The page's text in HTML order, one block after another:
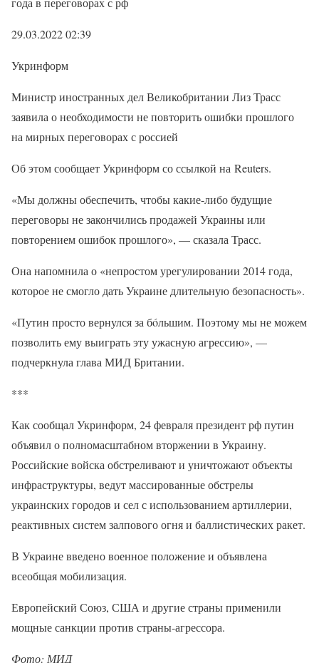
29.03.2022 02:39
Укринформ
Министр иностранных дел Великобритании Лиз Трасс
заявила о необходимости не повторить ошибки прошлого
на мирных переговорах с россией
Об этом сообщает Укринформ со ссылкой на Reuters.
«Мы должны обеспечить, чтобы какие-либо будущие
переговоры не закончились продажей Украины или
повторением ошибок прошлого», — сказала Трасс.
Она напомнила о «непростом урегулировании 2014 года,
которое не смогло дать Украине длительную безопасность».
«Путин просто вернулся за бóльшим. Поэтому мы не можем
позволить ему выиграть эту ужасную агрессию», —
подчеркнула глава МИД Британии.
***
Как сообщал Укринформ, 24 февраля президент рф путин
объявил о полномасштабном вторжении в Украину.
Российские войска обстреливают и уничтожают объекты
инфраструктуры, ведут массированные обстрелы
украинских городов и сел с использованием артиллерии,
реактивных систем залпового огня и баллистических ракет.
В Украине введено военное положение и объявлена ​​
всеобщая мобилизация.
Европейский Союз, США и другие страны применили
мощные санкции против страны-агрессора.
Фото: МИД